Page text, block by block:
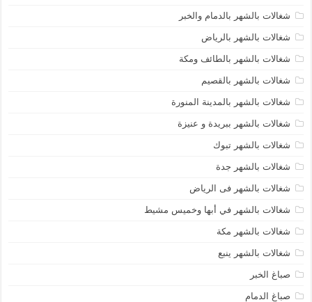
شغالات بالشهر بالدمام والخبر
شغالات بالشهر بالرياض
شغالات بالشهر بالطائف ومكة
شغالات بالشهر بالقصيم
شغالات بالشهر بالمدينة المنورة
شغالات بالشهر ببريدة و عنيزة
شغالات بالشهر تبوك
شغالات بالشهر جدة
شغالات بالشهر فى الرياض
شغالات بالشهر في أبها وخميس مشيط
شغالات بالشهر مكة
شغالات بالشهر ينبع
صباغ الخبر
صباغ الدمام